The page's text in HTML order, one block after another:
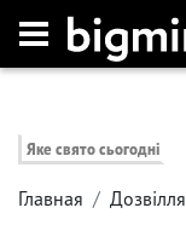
Яке свято сьогодні
Главная Дозвілля